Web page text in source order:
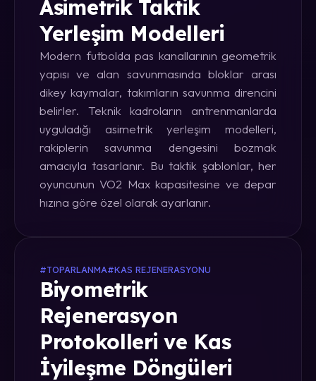
Asimetrik Taktik
Yerleşim Modelleri
Modern futbolda pas kanallarının geometrik
yapısı ve alan savunmasında bloklar arası
dikey kaymalar, takımların savunma direncini
belirler. Teknik kadroların antrenmanlarda
uyguladığı asimetrik yerleşim modelleri,
rakiplerin savunma dengesini bozmak
amacıyla tasarlanır. Bu taktik şablonlar, her
oyuncunun VO2 Max kapasitesine ve depar
hızına göre özel olarak ayarlanır.
#TOPARLANMA#KAS REJENERASYONU
Biyometrik
Rejenerasyon
Protokolleri ve Kas
İyileşme Döngüleri